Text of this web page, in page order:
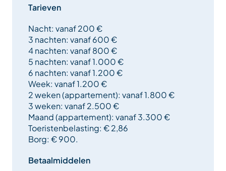
Tarieven
Nacht: vanaf 200 €
3 nachten: vanaf 600 €
4 nachten: vanaf 800 €
5 nachten: vanaf 1.000 €
6 nachten: vanaf 1.200 €
Week: vanaf 1.200 €
2 weken (appartement): vanaf 1.800 €
3 weken: vanaf 2.500 €
Maand (appartement): vanaf 3.300 €
Toeristenbelasting: € 2,86
Borg: € 900.
Betaalmiddelen